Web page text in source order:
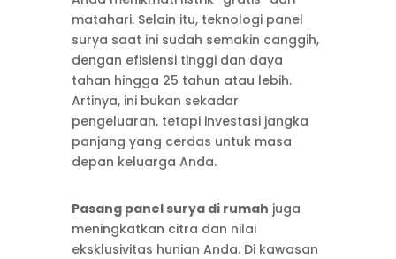
matahari. Selain itu, teknologi panel
surya saat ini sudah semakin canggih,
dengan efisiensi tinggi dan daya
tahan hingga 25 tahun atau lebih.
Artinya, ini bukan sekadar
pengeluaran, tetapi investasi jangka
panjang yang cerdas untuk masa
depan keluarga Anda.
Pasang panel surya di rumah juga
meningkatkan citra dan nilai
eksklusivitas hunian Anda. Di kawasan